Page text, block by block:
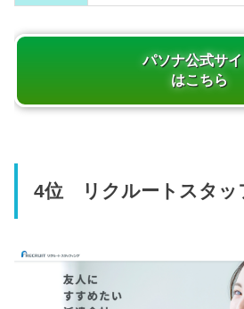
パソナ公式サイ
はこちら
4位 リクルートスタッ